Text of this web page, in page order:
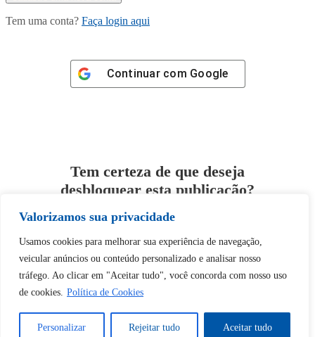
Valorizamos sua privacidade
Usamos cookies para melhorar sua experiência de navegação,
veicular anúncios ou conteúdo personalizado e analisar nosso
tráfego. Ao clicar em "Aceitar tudo", você concorda com nosso uso
de cookies. Política de Cookies
Personalizar Rejeitar tudo Aceitar tudo
Tem uma conta? Faça login aqui
Continuar com Google
Tem certeza de que deseja
desbloquear esta publicação?
Sim Não